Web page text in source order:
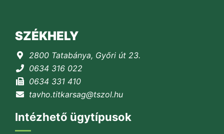
SZÉKHELY
2800 Tatabánya, Győri út 23.
0634 316 022
0634 331 410
tavho.titkarsag@tszol.hu
Intézhető ügytípusok